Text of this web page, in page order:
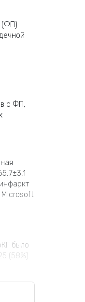
(ФП)
с ФП,
Microsoft
было
(58%)